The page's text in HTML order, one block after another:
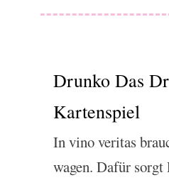
Drunko Das
Kartenspiel
In vino veritas
wagen. Dafür